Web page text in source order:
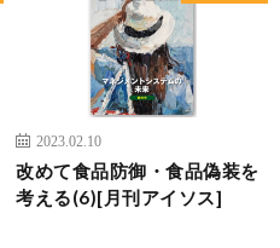
2023.02.10
改めて食品防御・食品偽装を
考える(6)[月刊アイソス]